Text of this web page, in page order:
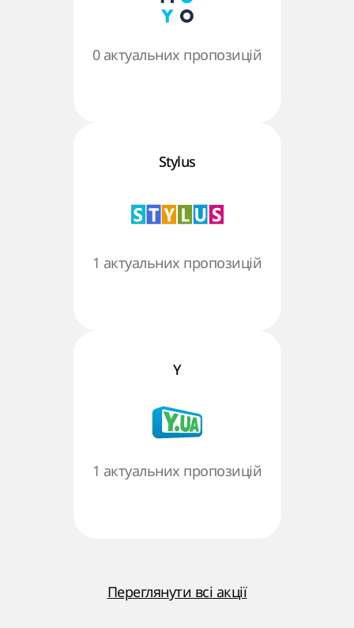
0 актуальних пропозицій
Stylus
1 актуальних пропозицій
Y
1 актуальних пропозицій
Переглянути всі акції